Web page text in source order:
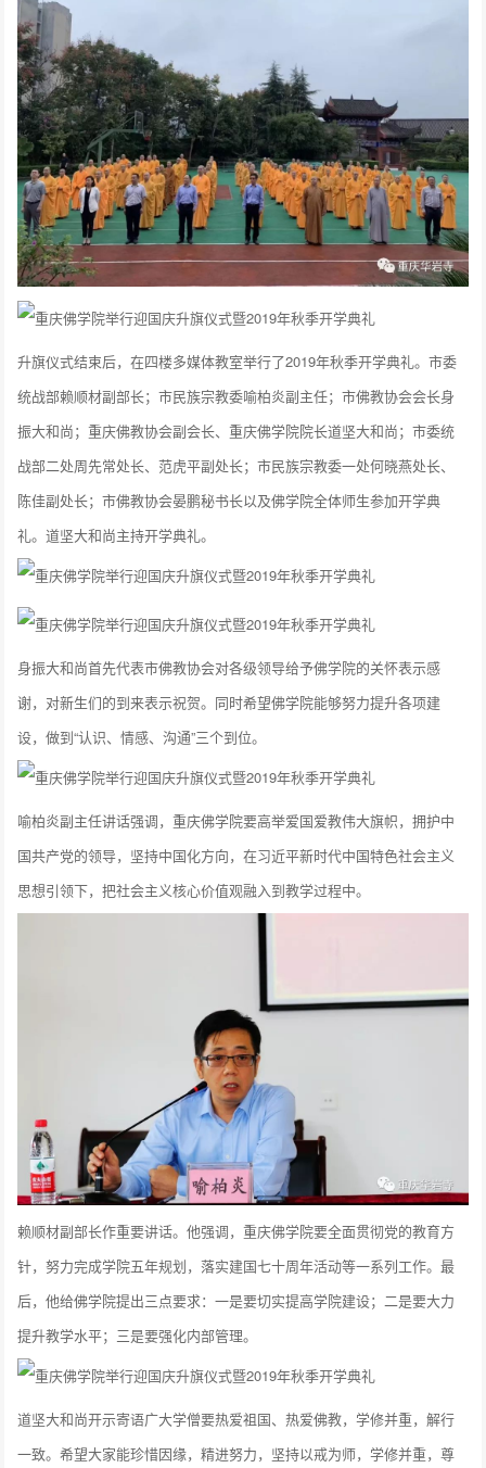
升旗仪式结束后，在四楼多媒体教室举行了2019年秋季开学典礼。市委
统战部赖顺材副部长；市民族宗教委喻柏炎副主任；市佛教协会会长身
振大和尚；重庆佛教协会副会长、重庆佛学院院长道坚大和尚；市委统
战部二处周先常处长、范虎平副处长；市民族宗教委一处何晓燕处长、
陈佳副处长；市佛教协会晏鹏秘书长以及佛学院全体师生参加开学典
礼。道坚大和尚主持开学典礼。
身振大和尚首先代表市佛教协会对各级领导给予佛学院的关怀表示感
谢，对新生们的到来表示祝贺。同时希望佛学院能够努力提升各项建
设，做到“认识、情感、沟通”三个到位。
喻柏炎副主任讲话强调，重庆佛学院要高举爱国爱教伟大旗帜，拥护中
国共产党的领导，坚持中国化方向，在习近平新时代中国特色社会主义
思想引领下，把社会主义核心价值观融入到教学过程中。
赖顺材副部长作重要讲话。他强调，重庆佛学院要全面贯彻党的教育方
针，努力完成学院五年规划，落实建国七十周年活动等一系列工作。最
后，他给佛学院提出三点要求：一是要切实提高学院建设；二是要大力
提升教学水平；三是要强化内部管理。
道坚大和尚开示寄语广大学僧要热爱祖国、热爱佛教，学修并重，解行
一致。希望大家能珍惜因缘，精进努力，坚持以戒为师，学修并重，尊